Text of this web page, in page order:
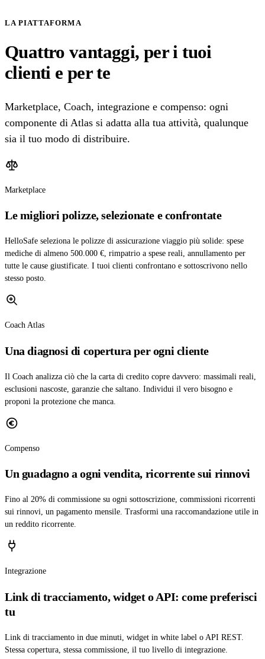
LA PIATTAFORMA
Quattro vantaggi, per i tuoi
clienti e per te
Marketplace, Coach, integrazione e compenso: ogni
componente di Atlas si adatta alla tua attività, qualunque
sia il tuo modo di distribuire.
Marketplace
Le migliori polizze, selezionate e confrontate
HelloSafe seleziona le polizze di assicurazione viaggio più solide: spese
mediche di almeno 500.000 €, rimpatrio a spese reali, annullamento per
tutte le cause giustificate. I tuoi clienti confrontano e sottoscrivono nello
stesso posto.
Coach Atlas
Una diagnosi di copertura per ogni cliente
Il Coach analizza ciò che la carta di credito copre davvero: massimali reali,
esclusioni nascoste, garanzie che saltano. Individui il vero bisogno e
proponi la protezione che manca.
Compenso
Un guadagno a ogni vendita, ricorrente sui rinnovi
Fino al 20% di commissione su ogni sottoscrizione, commissioni ricorrenti
sui rinnovi, un pagamento mensile. Trasformi una raccomandazione utile in
un reddito ricorrente.
Integrazione
Link di tracciamento, widget o API: come preferisci
tu
Link di tracciamento in due minuti, widget in white label o API REST.
Stessa copertura, stessa commissione, il tuo livello di integrazione.